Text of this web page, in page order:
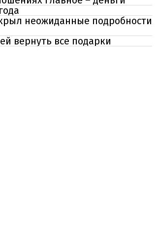
неожиданные подробности
вернуть все подарки